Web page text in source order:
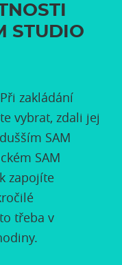
STUDIO
Při zakládání
vybrat, zdali jej
SAM
SAM
zapojíte
třeba v